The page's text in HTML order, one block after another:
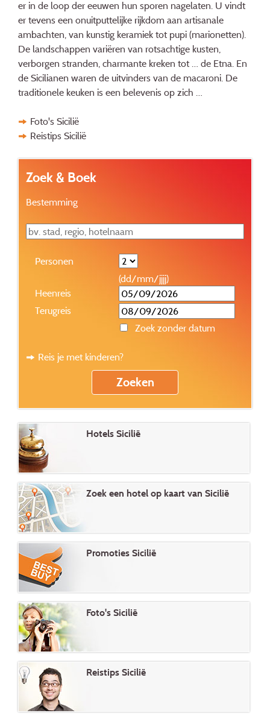
er in de loop der eeuwen hun sporen nagelaten. U vindt
er tevens een onuitputtelijke rijkdom aan artisanale
ambachten, van kunstig keramiek tot pupi (marionetten).
De landschappen variëren van rotsachtige kusten,
verborgen stranden, charmante kreken tot … de Etna. En
de Sicilianen waren de uitvinders van de macaroni. De
traditionele keuken is een belevenis op zich …
Foto's Sicilië
Reistips Sicilië
Zoek & Boek
Bestemming
Personen
(dd/mm/jjjj)
Heenreis
Terugreis
Zoek zonder datum
Reis je met kinderen?
Hotels Sicilië
Zoek een hotel op kaart van Sicilië
Promoties Sicilië
Foto's Sicilië
Reistips Sicilië